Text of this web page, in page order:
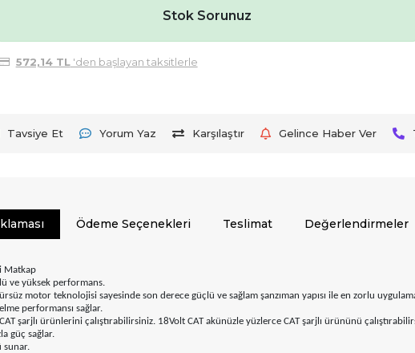
Stok Sorunuz
572,14 TL'den başlayan taksitlerle
Tavsiye Et Yorum Yaz Karşılaştır Gelince Haber Ver
Ödeme Seçenekleri Teslimat Değerlendirmeler
Matkap
ve yüksek performans.
motor teknolojisi sayesinde son derece güçlü ve sağlam şanzıman yapısı ile en zorlu
performansı sağlar.
şarjlı ürünlerini çalıştırabilirsiniz. 18Volt CAT akünüzle yüzlerce CAT şarjlı ürününü
güç sağlar.
sunar.